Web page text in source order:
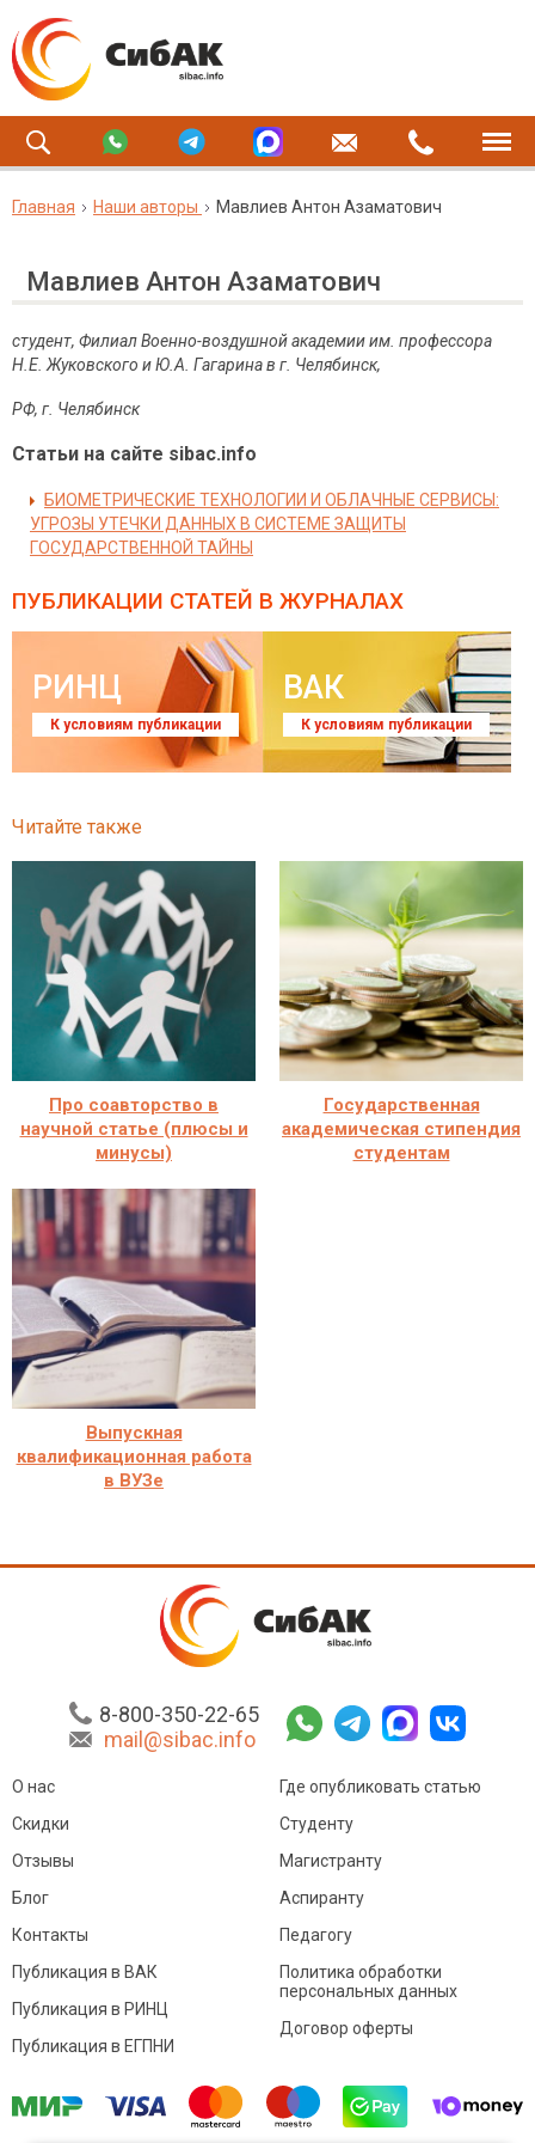
Главная Наши авторы Мавлиев Антон Азаматович
Мавлиев Антон Азаматович
студент, ФилиалВоенно-воздушной академии им. профессора
Н.Е. Жуковского и Ю.А. Гагарина в г. Челябинск,
РФ, г. Челябинск
Статьи на сайте sibac.info
БИОМЕТРИЧЕСКИЕ ТЕХНОЛОГИИ И ОБЛАЧНЫЕ СЕРВИСЫ:
УГРОЗЫ УТЕЧКИ ДАННЫХ В СИСТЕМЕ ЗАЩИТЫ
ГОСУДАРСТВЕННОЙ ТАЙНЫ
ПУБЛИКАЦИИ СТАТЕЙ В ЖУРНАЛАХ
РИНЦ
К условиям публикации
ВАК
К условиям публикации
Читайте также
Про соавторство в
научной статье (плюсы и
минусы)
Государственная
академическая стипендия
студентам
Выпускная
квалификационная работа
в ВУЗе
8-800-350-22-65
mail@sibac.info
О нас
Скидки
Отзывы
Блог
Контакты
Где опубликовать статью
Студенту
Магистранту
Аспиранту
Педагогу
Публикация в ВАК
Публикация в РИНЦ
Публикация в ЕГПНИ
Политика обработки
персональных данных
Договор оферты